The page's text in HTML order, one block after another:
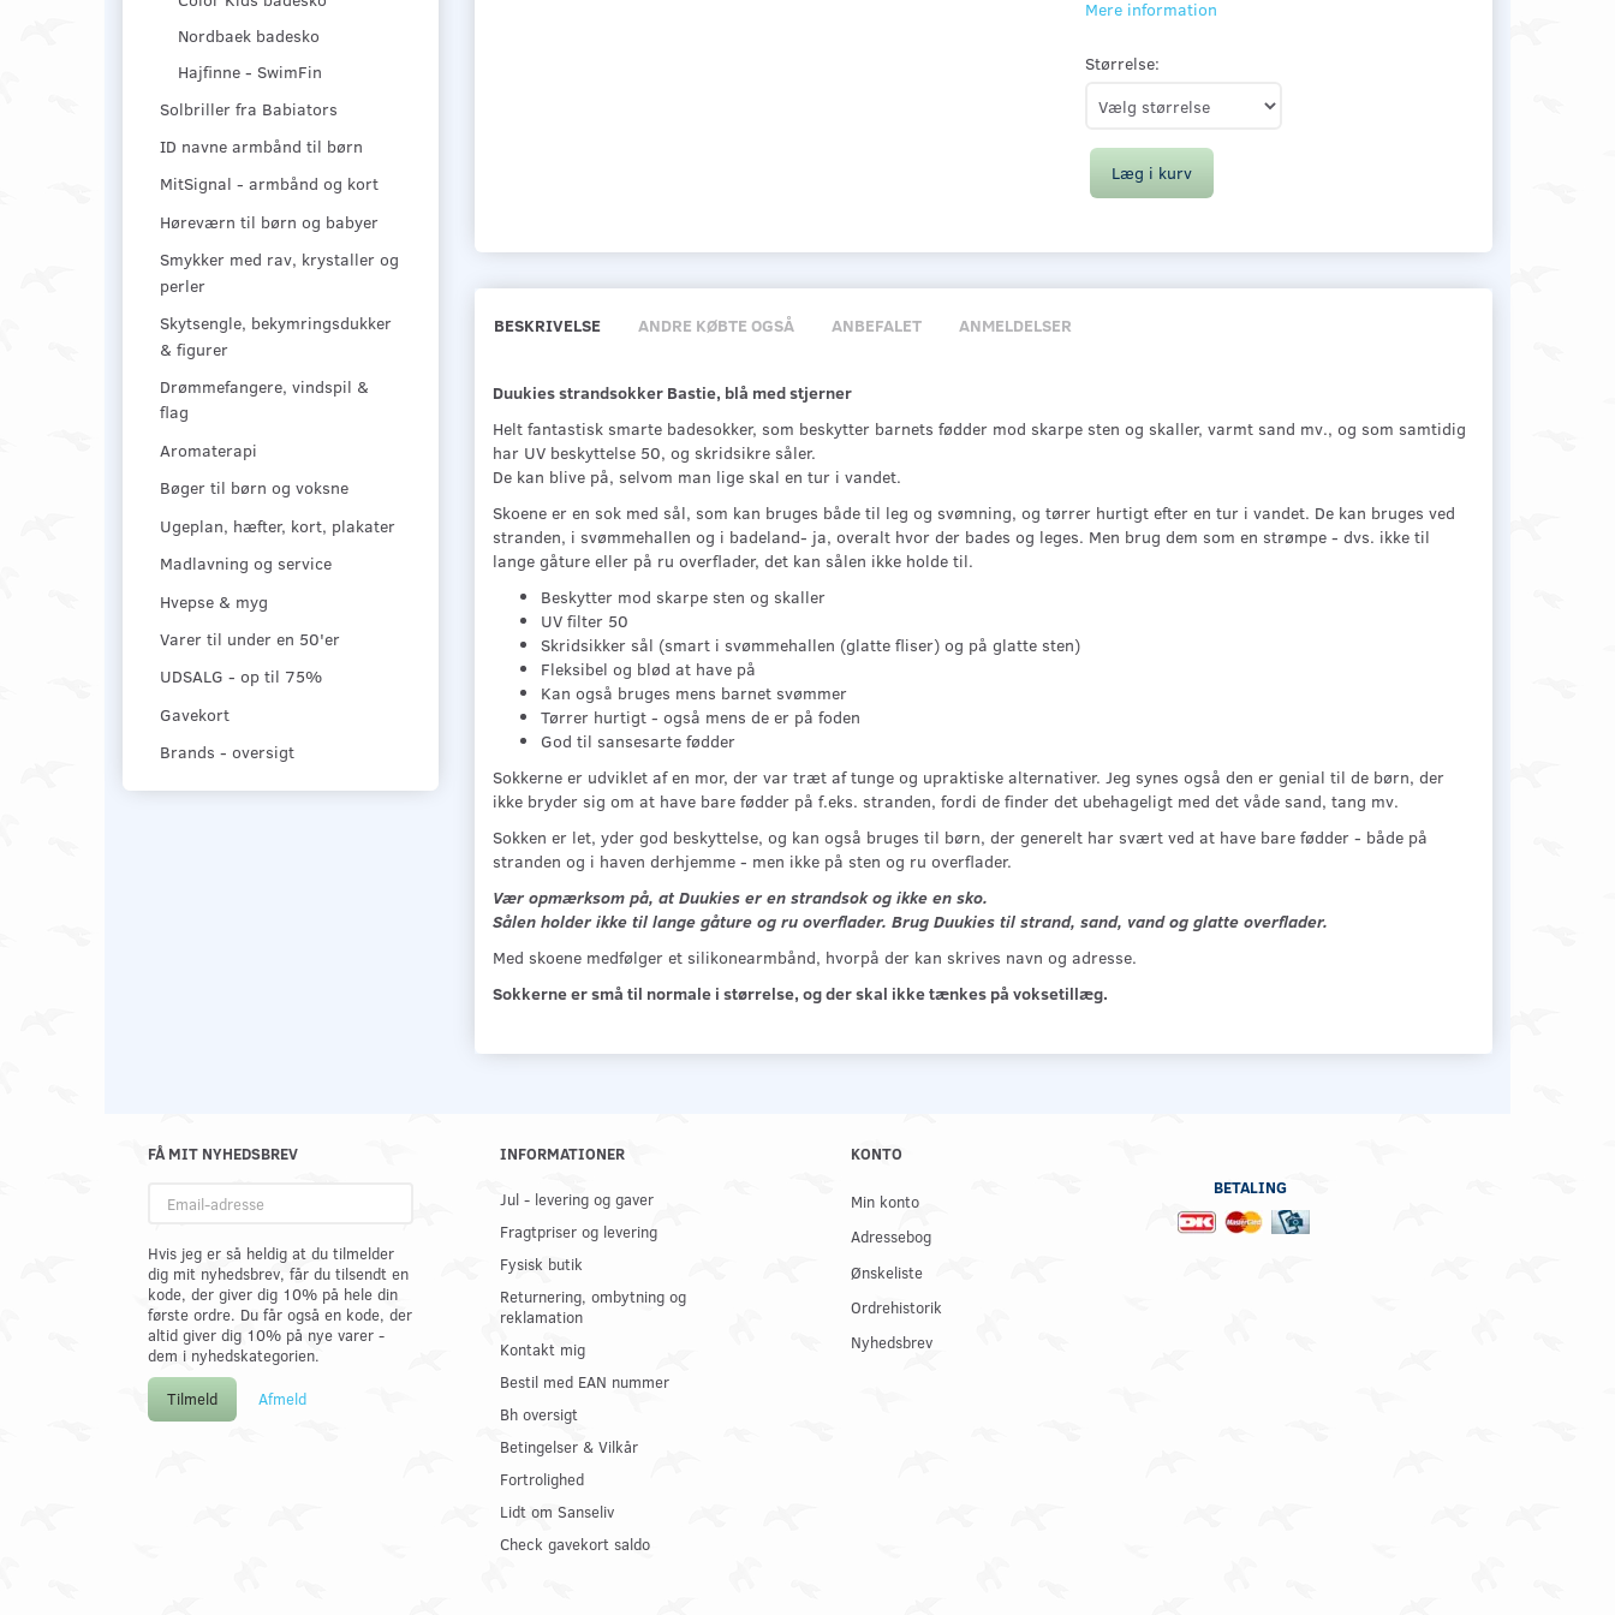
Nordbaek badesko
Hajfinne - SwimFin
Solbriller fra Babiators
ID navne armbånd til børn
MitSignal - armbånd og kort
Høreværn til børn og babyer
Smykker med rav, krystaller og
perler
Skytsengle, bekymringsdukker
& figurer
Drømmefangere, vindspil &
flag
Aromaterapi
Bøger til børn og voksne
Ugeplan, hæfter, kort, plakater
Madlavning og service
Hvepse & myg
Varer til under en 50'er
UDSALG - op til 75%
Gavekort
Brands - oversigt
Mere information
Størrelse:
Læg i kurv
BESKRIVELSE ANDRE KØBTE OGSÅ ANBEFALET ANMELDELSER
Duukies strandsokker Bastie, blå med stjerner
Helt fantastisk smarte badesokker, som beskytter barnets fødder mod skarpe sten og skaller, varmt sand mv., og som samtidig
har UV beskyttelse 50, og skridsikre såler.
De kan blive på, selvom man lige skal en tur i vandet.
Skoene er en sok med sål, som kan bruges både til leg og svømning, og tørrer hurtigt efter en tur i vandet. De kan bruges ved
stranden, i svømmehallen og i badeland- ja, overalt hvor der bades og leges. Men brug dem som en strømpe - dvs. ikke til
lange gåture eller på ru overflader, det kan sålen ikke holde til.
Beskytter mod skarpe sten og skaller
UV filter 50
Skridsikker sål (smart i svømmehallen (glatte fliser) og på glatte sten)
Fleksibel og blød at have på
Kan også bruges mens barnet svømmer
Tørrer hurtigt - også mens de er på foden
God til sansesarte fødder
Sokkerne er udviklet af en mor, der var træt af tunge og upraktiske alternativer. Jeg synes også den er genial til de børn, der
ikke bryder sig om at have bare fødder på f.eks. stranden, fordi de finder det ubehageligt med det våde sand, tang mv.
Sokken er let, yder god beskyttelse, og kan også bruges til børn, der generelt har svært ved at have bare fødder - både på
stranden og i haven derhjemme - men ikke på sten og ru overflader.
Vær opmærksom på, at Duukies er en strandsok og ikke en sko.
Sålen holder ikke til lange gåture og ru overflader. Brug Duukies til strand, sand, vand og glatte overflader.
Med skoene medfølger et silikonearmbånd, hvorpå der kan skrives navn og adresse.
Sokkerne er små til normale i størrelse, og der skal ikke tænkes på voksetillæg.
FÅ MIT NYHEDSBREV
adresse
Hvis jeg er så heldig at du tilmelder
dig mit nyhedsbrev, får du tilsendt en
kode, der giver dig 10% på hele din
første ordre. Du får også en kode, der
altid giver dig 10% på nye varer -
dem i nyhedskategorien.
Tilmeld Afmeld
INFORMATIONER
Jul - levering og gaver
Fragtpriser og levering
Fysisk butik
Returnering, ombytning og
reklamation
Kontakt mig
Bestil med EAN nummer
Bh oversigt
Betingelser & Vilkår
Fortrolighed
Lidt om Sanseliv
Check gavekort saldo
KONTO
Min konto
Adressebog
Ønskeliste
Ordrehistorik
Nyhedsbrev
BETALING